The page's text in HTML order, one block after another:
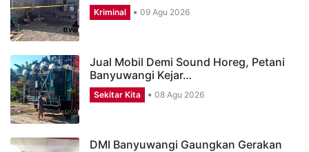
Kriminal 09 Agu 2026
Jual Mobil Demi Sound Horeg, Petani
Banyuwangi Kejar…
Sekitar Kita 08 Agu 2026
DMI Banyuwangi Gaungkan Gerakan